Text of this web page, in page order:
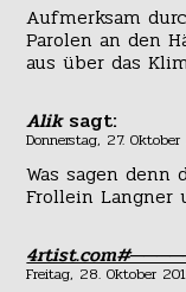
Aufmerksam
Parolen an den
aus über das
Alik sagt:
Donnerstag, 27.
Was sagen denn
Frollein Langner
Freitag, 28. Oktober